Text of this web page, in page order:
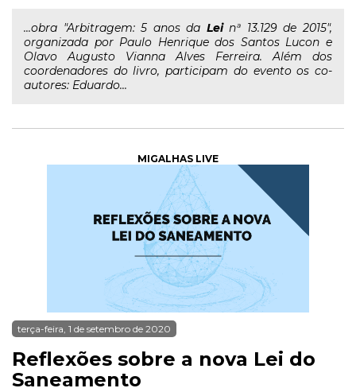
...obra "Arbitragem: 5 anos da Leinª 13.129 de 2015",
organizada por Paulo Henrique dos Santos Lucon e
Olavo Augusto Vianna Alves Ferreira. Além dos
coordenadores do livro, participam do evento os co-
autores: Eduardo...
MIGALHAS LIVE
terça-feira, 1 de setembro de 2020
Reflexões sobre a nova Lei do
Saneamento